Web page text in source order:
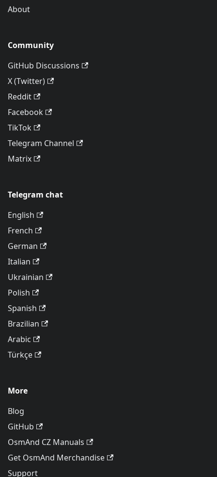
About
Community
GitHub Discussions
X (Twitter)
Reddit
Facebook
TikTok
Telegram Channel
Matrix
Telegram chat
English
French
German
Italian
Ukrainian
Polish
Spanish
Brazilian
Arabic
Türkçe
More
Blog
GitHub
OsmAnd CZ Manuals
Get OsmAnd Merchandise
Support